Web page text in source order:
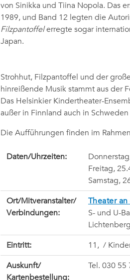
von Sinikka und Tiina Nopola. Das
1989, und Band 12 legten die
Filzpantoffelerregte sogar
Japan.
Strohhut, Filzpantoffel und der
hinreißende Musik stammt aus der
Das Helsinkier Kindertheater-
außer in Finnland auch in
Die Aufführungen finden im
Daten/Uhrzeiten:
Freitag,
Samstag,
Ort/Mitveranstalter/
Verbindungen:
Theater
S- und U-
Lichtenberg
Eintritt: 11,  /
Auskunft/
Kartenbestellung:
Tel. 030 55